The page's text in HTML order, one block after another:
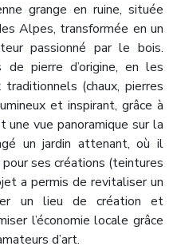
grange en ruine, située
Alpes, transformée en un
passionné par le bois.
pierre d’origine, en les
(chaux, pierres
et inspirant, grâce à
vue panoramique sur la
un jardin attenant, où il
ses créations (teintures
a permis de revitaliser un
un lieu de création et
l’économie locale grâce
d’art.